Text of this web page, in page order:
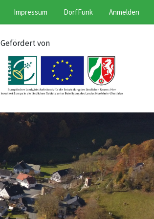
Impressum DorfFunk Anmelden
Gefördert von